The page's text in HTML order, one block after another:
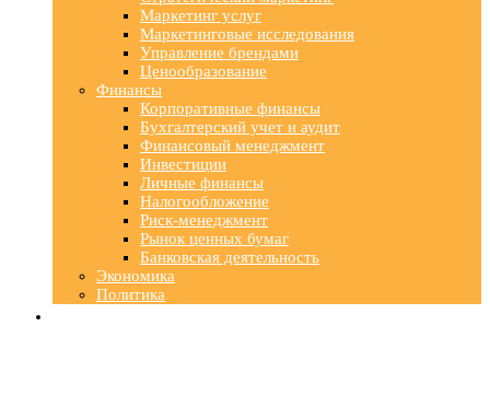
Маркетинг услуг
Маркетинговые исследования
Управление брендами
Ценообразование
Финансы
Корпоративные финансы
Бухгалтерский учет и аудит
Финансовый менеджмент
Инвестиции
Личные финансы
Налогообложение
Риск-менеджмент
Рынок ценных бумаг
Банковская деятельность
Экономика
Политика